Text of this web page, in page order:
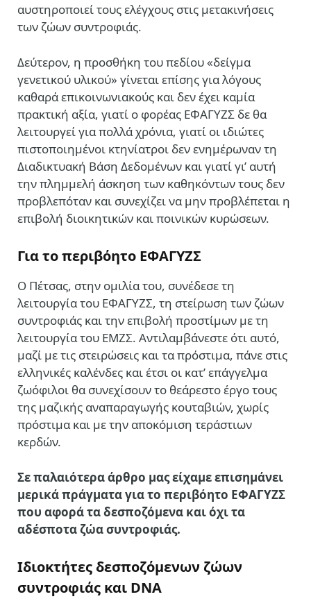
αυστηροποιεί τους ελέγχους στις μετακινήσεις
των ζώων συντροφιάς.
Δεύτερον, η προσθήκη του πεδίου «δείγμα
γενετικού υλικού» γίνεται επίσης για λόγους
καθαρά επικοινωνιακούς και δεν έχει καμία
πρακτική αξία, γιατί ο φορέας ΕΦΑΓΥΖΣ δε θα
λειτουργεί για πολλά χρόνια, γιατί οι ιδιώτες
πιστοποιημένοι κτηνίατροι δεν ενημέρωναν τη
Διαδικτυακή Βάση Δεδομένων και γιατί γι’ αυτή
την πλημμελή άσκηση των καθηκόντων τους δεν
προβλεπόταν και συνεχίζει να μην προβλέπεται η
επιβολή διοικητικών και ποινικών κυρώσεων.
Για το περιβόητο ΕΦΑΓΥΖΣ
Ο Πέτσας, στην ομιλία του, συνέδεσε τη
λειτουργία του ΕΦΑΓΥΖΣ, τη στείρωση των ζώων
συντροφιάς και την επιβολή προστίμων με τη
λειτουργία του ΕΜΖΣ. Αντιλαμβάνεστε ότι αυτό,
μαζί με τις στειρώσεις και τα πρόστιμα, πάνε στις
ελληνικές καλένδες και έτσι οι κατ’ επάγγελμα
ζωόφιλοι θα συνεχίσουν το θεάρεστο έργο τους
της μαζικής αναπαραγωγής κουταβιών, χωρίς
πρόστιμα και με την αποκόμιση τεράστιων
κερδών.
Σε παλαιότερα άρθρο μας είχαμε επισημάνει
μερικά πράγματα για το περιβόητο ΕΦΑΓΥΖΣ
που αφορά τα δεσποζόμενα και όχι τα
αδέσποτα ζώα συντροφιάς.
Ιδιοκτήτες δεσποζόμενων ζώων
συντροφιάς και DNA